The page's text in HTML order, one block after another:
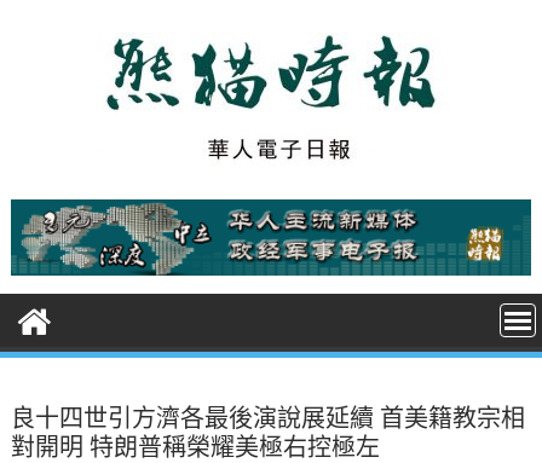
t
良十四世引方濟各最後演說展延續 首美籍教宗相
對開明 特朗普稱榮耀美極右控極左